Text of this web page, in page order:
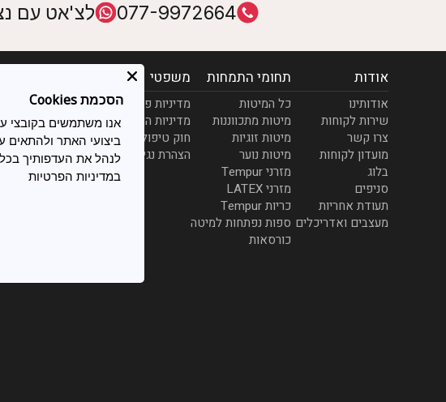
077-9972664 לצ'אט עם
אודות
אודותינו
שירות לקוחות
צרו קשר
מועדון לקוחות
בלוג
סניפים
תעודת אחריות
מעצבים ואדריכלים
תחומי התמחות
כל המיטות
מיטות מתכווננות
מיטות זוגיות
מיטות נוער
מזרני Tempur
מזרני LATEX
כריות Tempur
ספות נפתחות למיטה
כורסאות
משפטי
מדיניות פרטיות
מדיניות הובלות ומשלוחים
חוק טיפול סביבתי במוצר חשמלי
הצהרת נגישות
טופס
הסכמת Cookies
ביצועי האתר ולהתאים
לנהל את העדפותיך
במדיניות הפרטיות